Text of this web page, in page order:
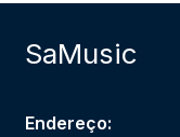
SaMusic
Endereço: